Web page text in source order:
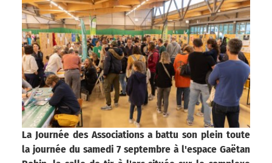
La Journée des Associations a battu son plein toute
la journée du samedi 7 septembre à l'espace Gaëtan